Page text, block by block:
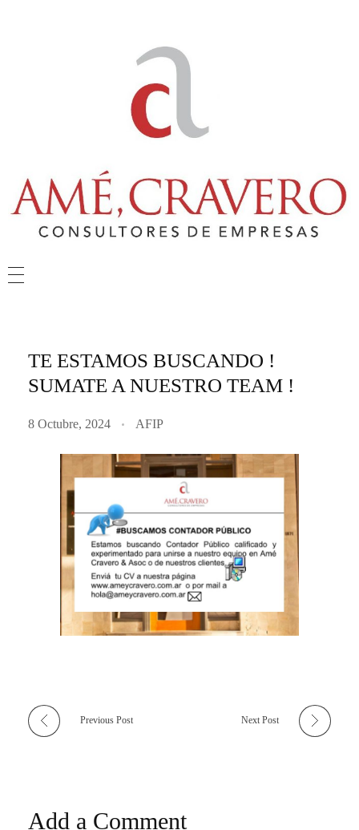
TE ESTAMOS BUSCANDO !
SUMATE A NUESTRO TEAM !
8 Octubre, 2024 AFIP
Previous Post Next Post
Add a Comment